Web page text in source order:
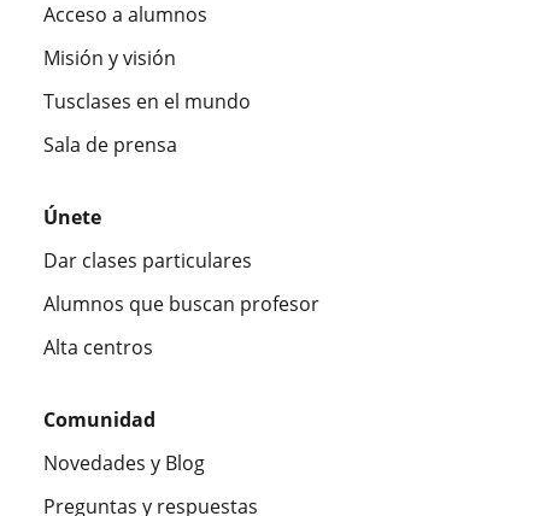
Acceso a alumnos
Misión y visión
Tusclases en el mundo
Sala de prensa
Únete
Dar clases particulares
Alumnos que buscan profesor
Alta centros
Comunidad
Novedades y Blog
Preguntas y respuestas